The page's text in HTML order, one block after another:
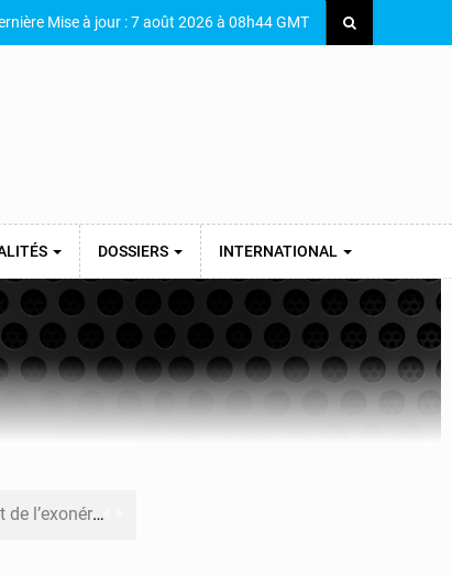
Mise à jour : 7 août 2026 à 08h44 GMT
DOSSIERS INTERNATIONAL
vigueur (Mise au point)